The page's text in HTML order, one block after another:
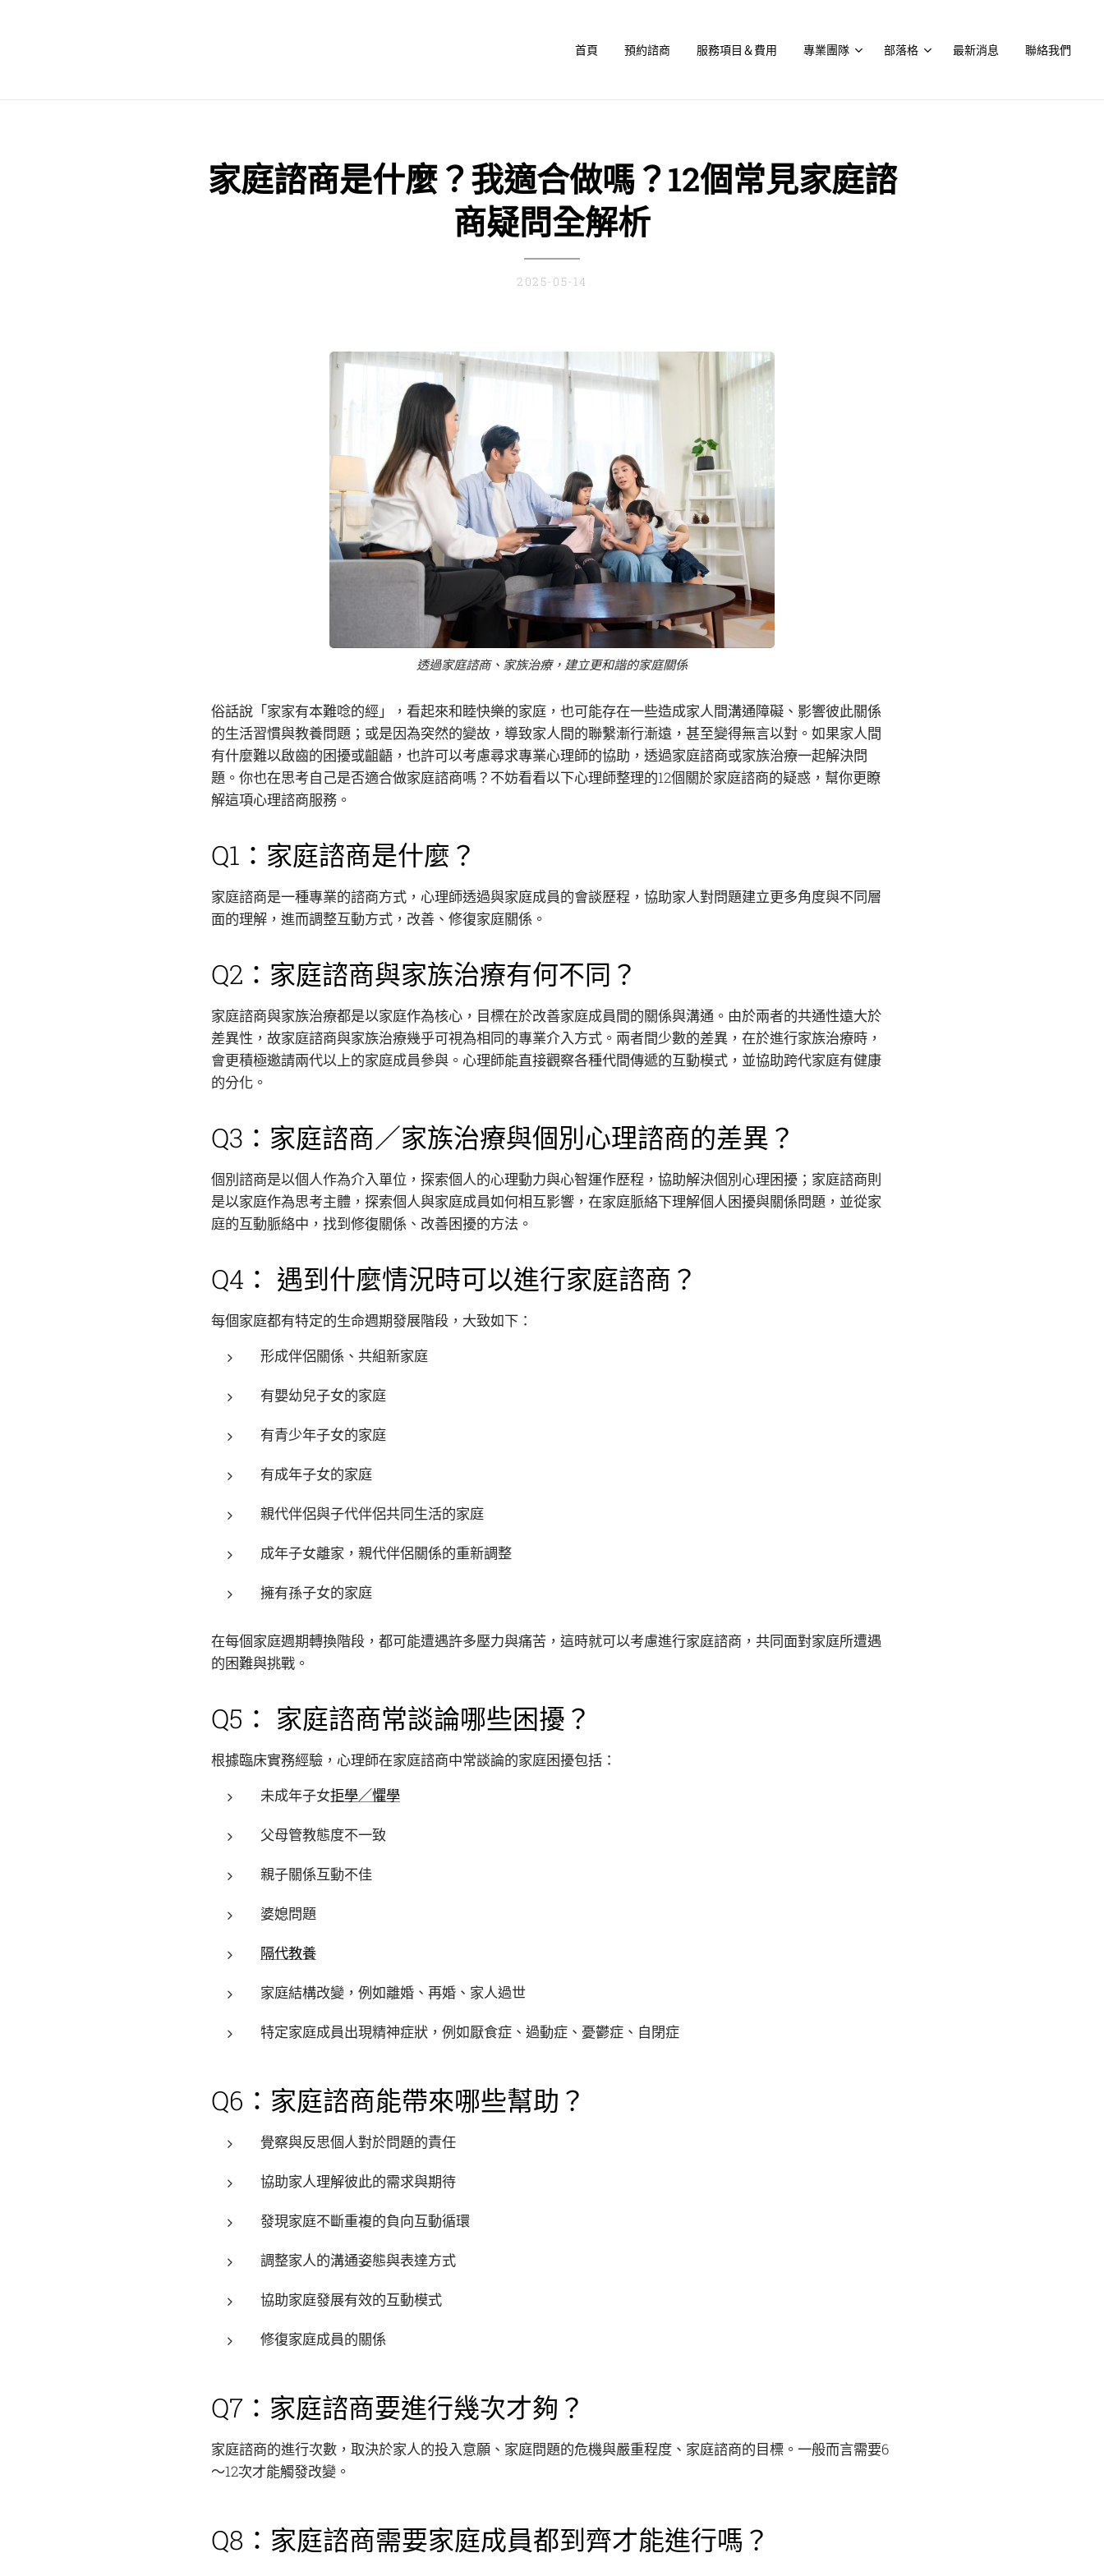
首頁 預約諮商 服務項目＆費用 專業團隊 部落格 最新消息 聯絡我們
家庭諮商是什麼？我適合做嗎？12個常見家庭諮
商疑問全解析
2025-05-14
透過家庭諮商、家族治療，建立更和諧的家庭關係
俗話說「家家有本難唸的經」，看起來和睦快樂的家庭，也可能存在一些造成家人間溝通障礙、影響彼此關係
的生活習慣與教養問題；或是因為突然的變故，導致家人間的聯繫漸行漸遠，甚至變得無言以對。如果家人間
有什麼難以啟齒的困擾或齟齬，也許可以考慮尋求專業心理師的協助，透過家庭諮商或家族治療一起解決問
題。你也在思考自己是否適合做家庭諮商嗎？不妨看看以下心理師整理的12個關於家庭諮商的疑惑，幫你更瞭
解這項心理諮商服務。
Q1：家庭諮商是什麼？
家庭諮商是一種專業的諮商方式，心理師透過與家庭成員的會談歷程，協助家人對問題建立更多角度與不同層
面的理解，進而調整互動方式，改善、修復家庭關係。
Q2：家庭諮商與家族治療有何不同？
家庭諮商與家族治療都是以家庭作為核心，目標在於改善家庭成員間的關係與溝通。由於兩者的共通性遠大於
差異性，故家庭諮商與家族治療幾乎可視為相同的專業介入方式。兩者間少數的差異，在於進行家族治療時，
會更積極邀請兩代以上的家庭成員參與。心理師能直接觀察各種代間傳遞的互動模式，並協助跨代家庭有健康
的分化。
Q3：家庭諮商／家族治療與個別心理諮商的差異？
個別諮商是以個人作為介入單位，探索個人的心理動力與心智運作歷程，協助解決個別心理困擾；家庭諮商則
是以家庭作為思考主體，探索個人與家庭成員如何相互影響，在家庭脈絡下理解個人困擾與關係問題，並從家
庭的互動脈絡中，找到修復關係、改善困擾的方法。
Q4： 遇到什麼情況時可以進行家庭諮商？
每個家庭都有特定的生命週期發展階段，大致如下：
形成伴侶關係、共組新家庭
有嬰幼兒子女的家庭
有青少年子女的家庭
有成年子女的家庭
親代伴侶與子代伴侶共同生活的家庭
成年子女離家，親代伴侶關係的重新調整
擁有孫子女的家庭
在每個家庭週期轉換階段，都可能遭遇許多壓力與痛苦，這時就可以考慮進行家庭諮商，共同面對家庭所遭遇
的困難與挑戰。
Q5： 家庭諮商常談論哪些困擾？
根據臨床實務經驗，心理師在家庭諮商中常談論的家庭困擾包括：
未成年子女拒學／懼學
父母管教態度不一致
親子關係互動不佳
婆媳問題
隔代教養
家庭結構改變，例如離婚、再婚、家人過世
特定家庭成員出現精神症狀，例如厭食症、過動症、憂鬱症、自閉症
Q6：家庭諮商能帶來哪些幫助？
覺察與反思個人對於問題的責任
協助家人理解彼此的需求與期待
發現家庭不斷重複的負向互動循環
調整家人的溝通姿態與表達方式
協助家庭發展有效的互動模式
修復家庭成員的關係
Q7：家庭諮商要進行幾次才夠？
家庭諮商的進行次數，取決於家人的投入意願、家庭問題的危機與嚴重程度、家庭諮商的目標。一般而言需要6
～12次才能觸發改變。
Q8：家庭諮商需要家庭成員都到齊才能進行嗎？